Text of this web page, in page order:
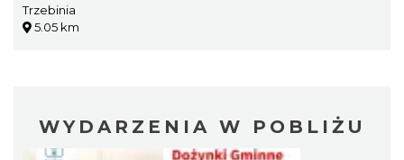
Trzebinia
5.05 km
WYDARZENIA W POBLIŻU